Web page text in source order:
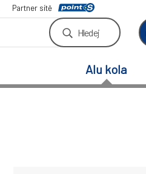
Partner sítě
Hledej
Alu kola